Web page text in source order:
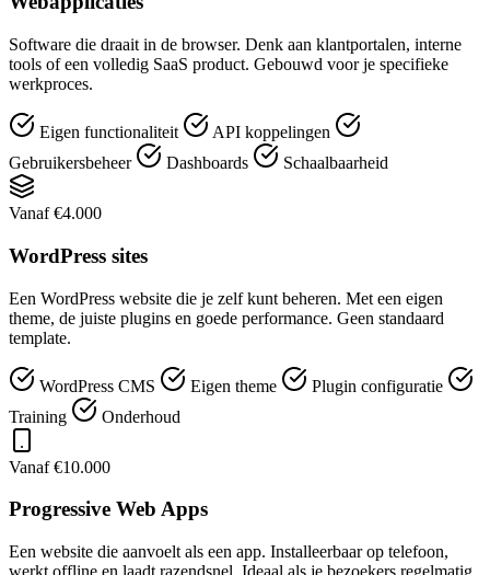
Software die draait in de browser. Denk aan klantportalen, interne
tools of een volledig SaaS product. Gebouwd voor je specifieke
werkproces.
Eigen functionaliteit
API koppelingen
Gebruikersbeheer
Dashboards Schaalbaarheid
Vanaf €4.000
WordPress sites
Een WordPress website die je zelf kunt beheren. Met een eigen
theme, de juiste plugins en goede performance. Geen standaard
template.
WordPress CMS Eigen theme
Plugin configuratie
Training
Onderhoud
Vanaf €10.000
Progressive Web Apps
Een website die aanvoelt als een app. Installeerbaar op telefoon,
werkt offline en laadt razendsnel. Ideaal als je bezoekers regelmatig